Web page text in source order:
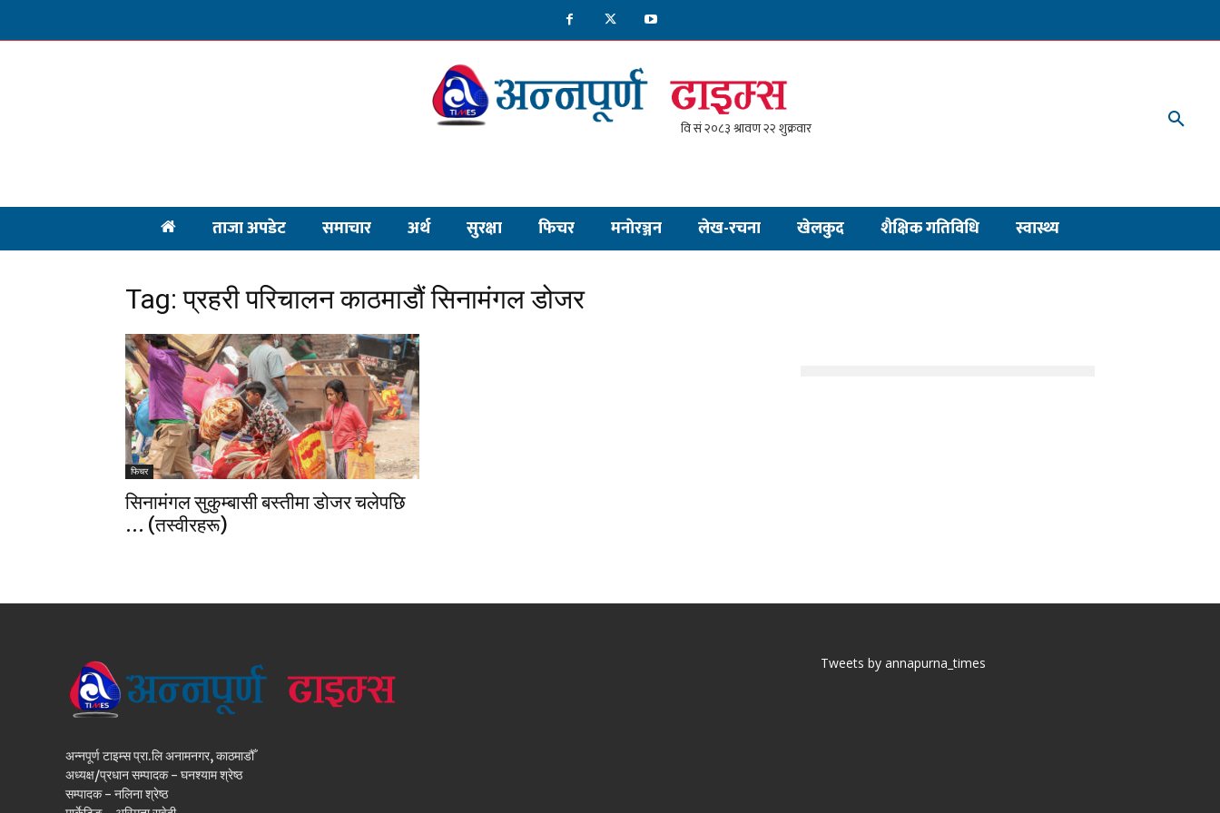
ताजा अपडेट समाचार अर्थ सुरक्षा फिचर मनाेरञ्जन लेख-रचना खेलकुद शैक्षिक गतिविधि स्वास्थ्य
Tag: प्रहरी परिचालन काठमाडौं सिनामंगल डोजर
फिचर
सिनामंगल सुकुम्बासी बस्तीमा डोजर चलेपछि
… (तस्वीरहरू)
अन्नपूर्ण टाइम्स प्रा.लि अनामनगर, काठमाडौँ
अध्यक्ष/प्रधान सम्पादक - घनश्याम श्रेष्ठ
सम्पादक - नलिना श्रेष्ठ
Tweets by annapurna_times